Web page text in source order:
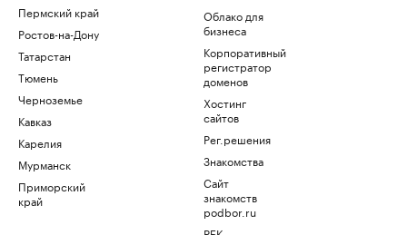
Пермский край
Ростов-на-Дону
Татарстан
Тюмень
Черноземье
Кавказ
Карелия
Мурманск
Приморский
край
Облако для
бизнеса
Корпоративный
регистратор
доменов
Хостинг
сайтов
Рег.решения
Знакомства
Сайт
знакомств
podbor.ru